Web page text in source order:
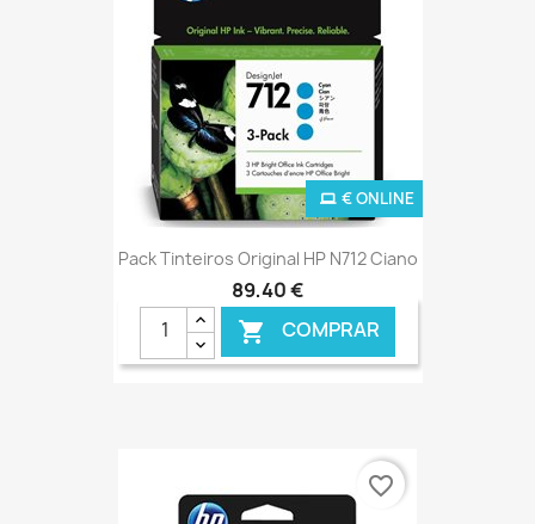
Pack Tinteiros Original HP N712 Ciano
89,40 €
 COMPRAR
€ ONLINE
favorite_border